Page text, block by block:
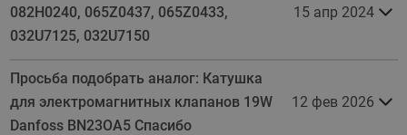
082H0240, 065Z0437, 065Z0433,
032U7125, 032U7150
15 апр 2024
Просьба подобрать аналог: Катушка
для электромагнитных клапанов 19W
Danfoss BN23OA5​ Спасибо
12 фев 2026